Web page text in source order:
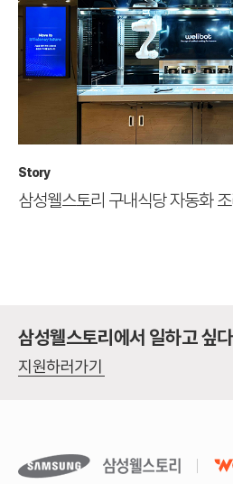
Story
삼성웰스토리 구내식당 자동화 조
삼성웰스토리에서 일하고 싶